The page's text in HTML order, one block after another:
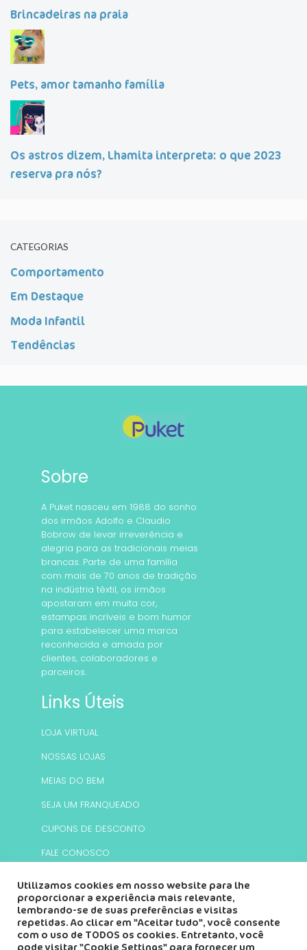
Brincadeiras na praia
Pets, amor tamanho família
Os astros dizem, Lhamita interpreta: o que 2023
reserva pra nós?
CATEGORIAS
Comportamento
Em Destaque
Moda Infantil
Tendências
Sobre
A Puket nasceu em 1988 do sonho
dos irmãos Adolfo e Claudio
Bobrow de levar irreverência e
alegria para as tradicionais meias
brancas. Parte de uma família
com mais de 70 anos de tradição
na indústria têxtil, os irmãos
apostaram em muita cor,
estampas incríveis e bom humor
para estabelecer uma marca
reconhecida e amada por
clientes, colaboradores e
parceiros.
Links Úteis
LOJA VIRTUAL
NOSSAS LOJAS
MEIAS DO BEM
SEJA UM FRANQUEADO
CUPONS DE DESCONTO
FALE CONOSCO
Redes Sociais
Facebook
Instagram
Twitter
Youtube
Utilizamos cookies em nosso website para lhe
proporcionar a experiência mais relevante,
lembrando-se de suas preferências e visitas
repetidas. Ao clicar em "Aceitar tudo", você consente
com o uso de TODOS os cookies. Entretanto, você
pode visitar "Cookie Settings" para fornecer um